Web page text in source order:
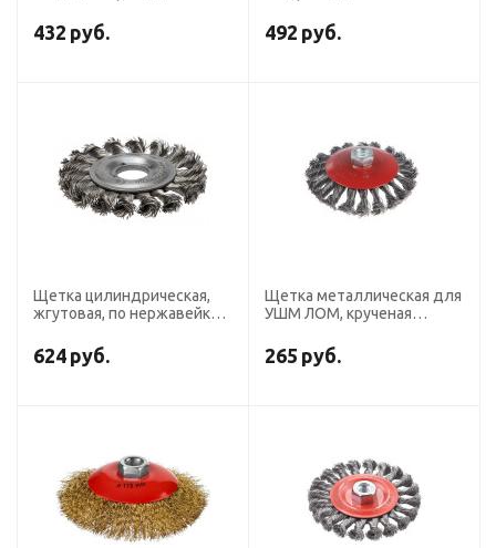
Эксперт D115 мм М14*2
RPM 12500 SS (нерж) 0,3
432 руб.
D115 мм М14*2 RPM 12500
SS (нерж) 0,5
492 руб.
Щетка цилиндрическая,
жгутовая, по нержавейке
ПрофОснастка Эксперт №
624 руб.
Щетка металлическая для
УШМ ЛОМ, крученая
115 мм
265 руб.